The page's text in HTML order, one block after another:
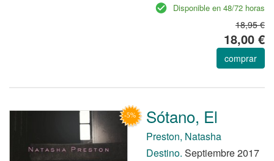
Disponible en 48/72 horas
18,95 €
18,00 €
comprar
Sótano, El
Preston, Natasha
Destino. Septiembre 2017